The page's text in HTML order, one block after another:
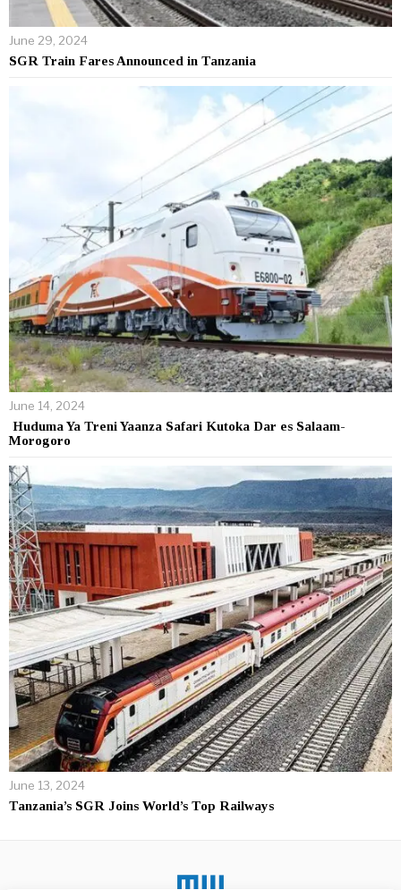
June 29, 2024
SGR Train Fares Announced in Tanzania
June 14, 2024
Huduma Ya Treni Yaanza Safari Kutoka Dar es Salaam-
Morogoro
June 13, 2024
Tanzania’s SGR Joins World’s Top Railways